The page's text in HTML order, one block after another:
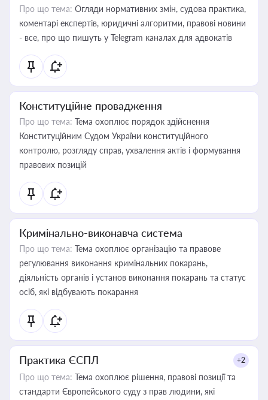
Про що тема: Огляди нормативних змін, судова практика,
коментарі експертів, юридичні алгоритми, правові новини
- все, про що пишуть у Telegram каналах для адвокатів
Конституційне провадження
Про що тема: Тема охоплює порядок здійснення
Конституційним Судом України конституційного
контролю, розгляду справ, ухвалення актів і формування
правових позицій
Кримінально-виконавча система
Про що тема: Тема охоплює організацію та правове
регулювання виконання кримінальних покарань,
діяльність органів і установ виконання покарань та статус
осіб, які відбувають покарання
Практика ЄСПЛ +2
Про що тема: Тема охоплює рішення, правові позиції та
стандарти Європейського суду з прав людини, які